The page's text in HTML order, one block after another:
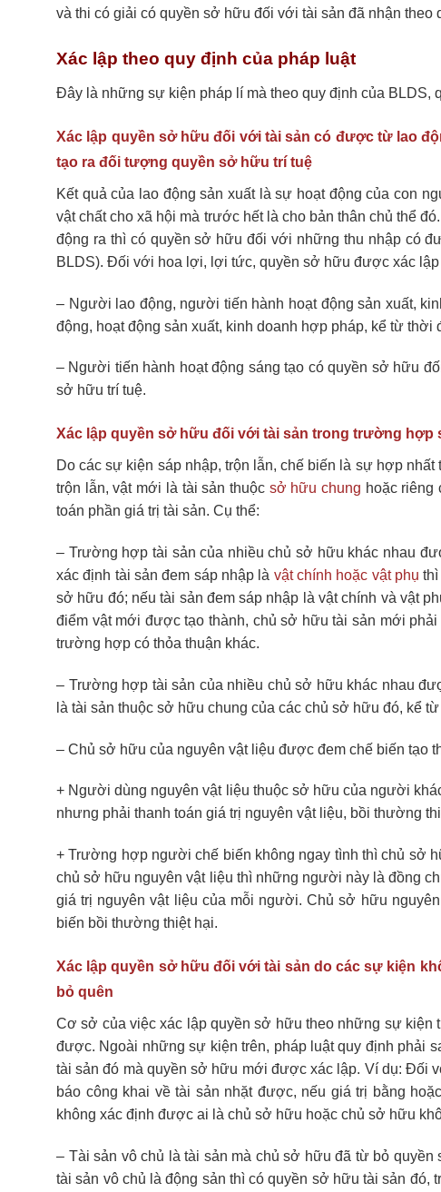
và thi có giải có quyền sở hữu đối với tài sản đã nhận theo
Xác lập theo quy định của pháp luật
Đây là những sự kiện pháp lí mà theo quy định của BLDS,
Xác lập quyền sở hữu đối với tài sản có được từ lao
tạo ra đối tượng quyền sở hữu trí tuệ
Kết quả của lao động sản xuất là sự hoạt động của con
vật chất cho xã hội mà trước hết là cho bản thân chủ thể
động ra thì có quyền sở hữu đối với những thu nhập có
BLDS). Đối với hoa lợi, lợi tức, quyền sở hữu được xác lập
– Người lao động, người tiến hành hoạt động sản xuất,
động, hoạt động sản xuất, kinh doanh hợp pháp, kể từ thời
– Người tiến hành hoạt động sáng tạo có quyền sở hữu
sở hữu trí tuệ.
Xác lập quyền sở hữu đối với tài sản trong trường hợp
Do các sự kiện sáp nhập, trộn lẫn, chế biến là sự hợp
trộn lẫn, vật mới là tài sản thuộc sở hữu chung hoặc
toán phần giá trị tài sản. Cụ thể:
– Trường hợp tài sản của nhiều chủ sở hữu khác nhau
xác định tài sản đem sáp nhập là vật chính hoặc vật phụ
sở hữu đó; nếu tài sản đem sáp nhập là vật chính và vật
điểm vật mới được tạo thành, chủ sở hữu tài sản mới
trường hợp có thỏa thuận khác.
– Trường hợp tài sản của nhiều chủ sở hữu khác nhau
là tài sản thuộc sở hữu chung của các chủ sở hữu đó, kể
– Chủ sở hữu của nguyên vật liệu được đem chế biến tạo
+ Người dùng nguyên vật liệu thuộc sở hữu của người
nhưng phải thanh toán giá trị nguyên vật liệu, bồi thường
+ Trường hợp người chế biến không ngay tình thì chủ sở
chủ sở hữu nguyên vật liệu thì những người này là đồng
giá trị nguyên vật liệu của mỗi người. Chủ sở hữu
biến bồi thường thiệt hại.
Xác lập quyền sở hữu đối với tài sản do các sự kiện
bỏ quên
Cơ sở của việc xác lập quyền sở hữu theo những sự kiện
được. Ngoài những sự kiện trên, pháp luật quy định phải
tài sản đó mà quyền sở hữu mới được xác lập. Ví dụ: Đối
báo công khai về tài sản nhặt được, nếu giá trị bằng
không xác định được ai là chủ sở hữu hoặc chủ sở hữu
– Tài sản vô chủ là tài sản mà chủ sở hữu đã từ bỏ
tài sản vô chủ là động sản thì có quyền sở hữu tài sản